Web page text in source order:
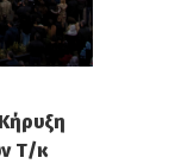
Τ/κ